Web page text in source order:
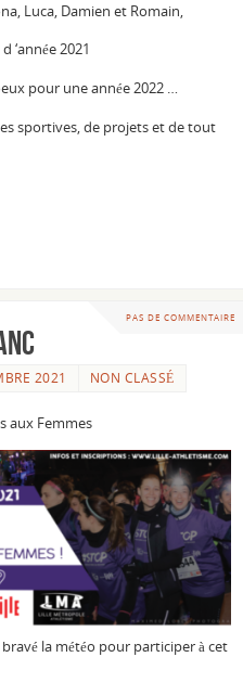
Luca, Damien et Romain,
‘année 2021
pour une année 2022 …
sportives, de projets et de tout
PAS DE COMMENTAIRE
2021 NON CLASSÉ
aux Femmes
la météo pour participer à cet